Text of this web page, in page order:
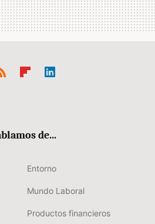
de...
Entorno
Mundo Laboral
Productos financieros